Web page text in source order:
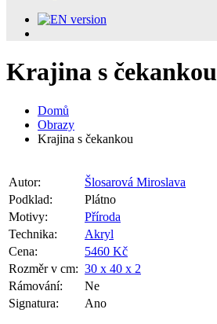
Krajina s čekankou
Domů
Obrazy
Krajina s čekankou
Autor:
Šlosarová Miroslava
Podklad:
Plátno
Motivy:
Příroda
Technika:
Akryl
Cena:
5460 Kč
Rozměr v cm: 30 x 40 x 2
Rámování:
Ne
Signatura:
Ano